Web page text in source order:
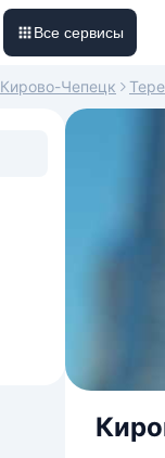
Все сервисы
Кирово-Чепецк